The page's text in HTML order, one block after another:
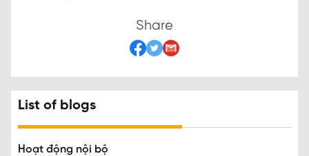
Share
List of blogs
Hoạt động nội bộ